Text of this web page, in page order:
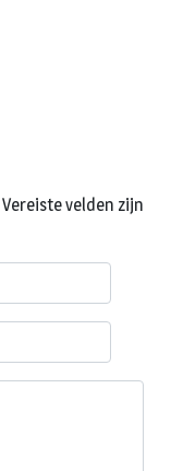
Vereiste velden zijn